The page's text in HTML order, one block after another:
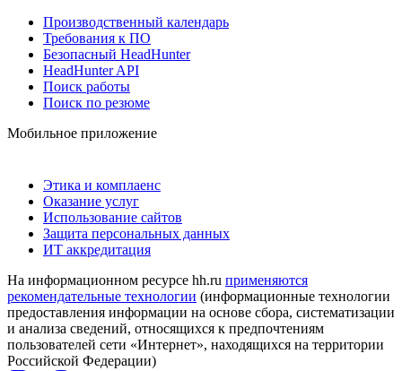
Производственный календарь
Требования к ПО
Безопасный HeadHunter
HeadHunter API
Поиск работы
Поиск по резюме
Мобильное приложение
Этика и комплаенс
Оказание услуг
Использование сайтов
Защита персональных данных
ИТ аккредитация
На информационном ресурсе hh.ru применяются
рекомендательные технологии (информационные технологии
предоставления информации на основе сбора, систематизации
и анализа сведений, относящихся к предпочтениям
пользователей сети «Интернет», находящихся на территории
Российской Федерации)